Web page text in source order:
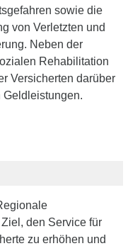
sowie die
von Verletzten und
Neben der
Rehabilitation
Versicherten darüber
Geldleistungen.
den Service für
zu erhöhen und